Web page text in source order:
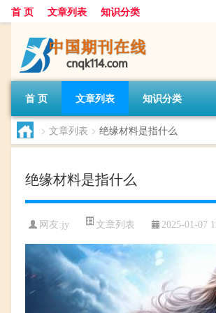
首 页 文章列表 知识分类
首 页 文章列表 知识分类
> 文章列表 > 绝缘材料是指什么
绝缘材料是指什么
网友:jy 文章列表 2025-01-07